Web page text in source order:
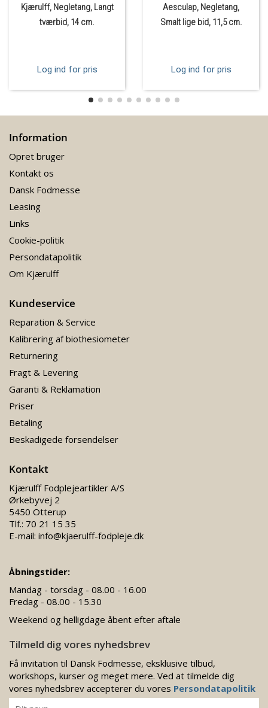
Kjærulff, Negletang, Langt
tværbid, 14 cm.
Log ind for pris
Aesculap, Negletang,
Smalt lige bid, 11,5 cm.
Log ind for pris
Information
Opret bruger
Kontakt os
Dansk Fodmesse
Leasing
Links
Cookie-politik
Persondatapolitik
Om Kjærulff
Kundeservice
Reparation & Service
Kalibrering af biothesiometer
Returnering
Fragt & Levering
Garanti & Reklamation
Priser
Betaling
Beskadigede forsendelser
Kontakt
Kjærulff Fodplejeartikler A/S
Ørkebyvej 2
5450 Otterup
Tlf.: 70 21 15 35
E-mail: info@kjaerulff-fodpleje.dk
Åbningstider:
Mandag - torsdag - 08.00 - 16.00
Fredag - 08.00 - 15.30
Weekend og helligdage åbent efter aftale
Tilmeld dig vores nyhedsbrev
Få invitation til Dansk Fodmesse, eksklusive tilbud,
workshops, kurser og meget mere. Ved at tilmelde dig
vores nyhedsbrev accepterer du vores Persondatapolitik